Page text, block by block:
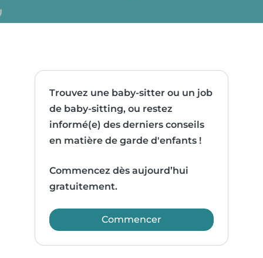
Trouvez une baby-sitter ou un job
de baby-sitting, ou restez
informé(e) des derniers conseils
en matière de garde d'enfants !
Commencez dès aujourd’hui
gratuitement.
Commencer